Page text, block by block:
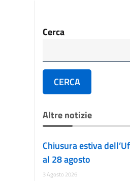
Cerca
CERCA
Altre notizie
Chiusura estiva
al 28 agosto
3 Agosto 2026